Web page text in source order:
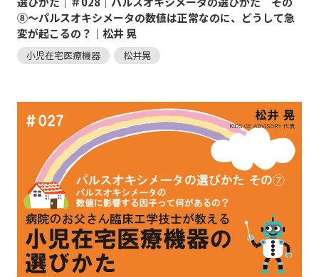
⑧～パルスオキシメータの数値は正常なのに、どうして急
変が起こるの？｜松井 晃
小児在宅医療機器 松井晃